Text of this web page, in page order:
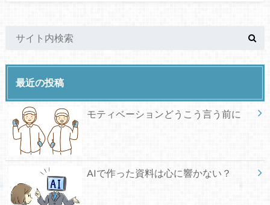
最近の投稿
モティベーションどうこう言う前に
AIで作った資料は心に響かない？